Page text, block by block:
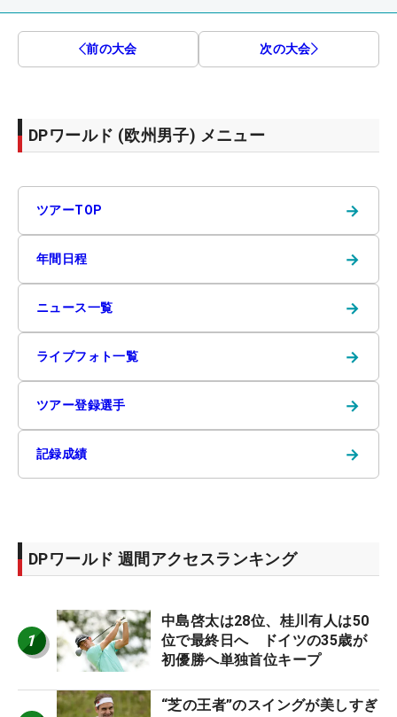
前の大会 次の大会
DPワールド (欧州男子) メニュー
ツアーTOP →
年間日程 →
ニュース一覧 →
ライブフォト一覧 →
ツアー登録選手 →
記録成績 →
DPワールド 週間アクセスランキング
1
中島啓太は28位、桂川有人は50
位で最終日へ ドイツの35歳が
初優勝へ単独首位キープ
“芝の王者”のスイングが美しすぎ